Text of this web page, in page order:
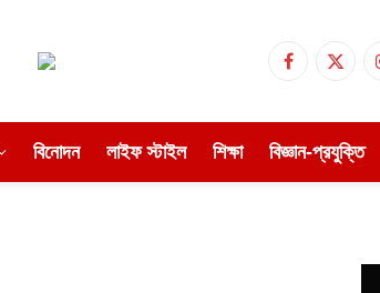
Facebook
X
বিনোদন লাইফ স্টাইল শিক্ষা বিজ্ঞান-প্রযুক্তি